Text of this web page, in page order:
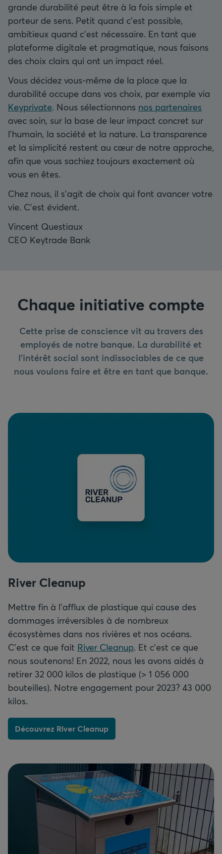
grande durabilité peut être à la fois simple et
porteur de sens. Petit quand c’est possible,
ambitieux quand c’est nécessaire. En tant que
plateforme digitale et pragmatique, nous faisons
des choix clairs qui ont un impact réel.
Vous décidez vous-même de la place que la
durabilité occupe dans vos choix, par exemple via
Keyprivate. Nous sélectionnons nos partenaires
avec soin, sur la base de leur impact concret sur
l’humain, la société et la nature. La transparence
et la simplicité restent au cœur de notre approche,
afin que vous sachiez toujours exactement où
vous en êtes.
Chez nous, il s’agit de choix qui font avancer votre
vie. C’est évident.
Vincent Questiaux
CEO Keytrade Bank
Chaque initiative compte
Cette prise de conscience vit au travers des
employés de notre banque. La durabilité et
l'intérêt social sont indissociables de ce que
nous voulons faire et être en tant que banque.
River Cleanup
Mettre fin à l'afflux de plastique qui cause des
dommages irréversibles à de nombreux
écosystèmes dans nos rivières et nos océans.
C'est ce que fait River Cleanup. Et c'est ce que
nous soutenons! En 2022, nous les avons aidés à
retirer 32 000 kilos de plastique (> 1 056 000
bouteilles). Notre engagement pour 2023? 43 000
kilos.
Découvrez River Cleanup